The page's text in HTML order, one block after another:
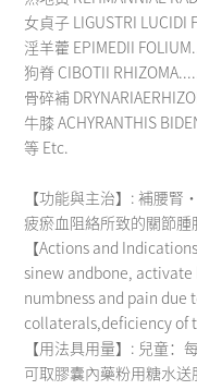
女貞子 LIGUSTRI
淫羊藿 EPIMEDII
狗脊 CIBOTII
骨碎補
牛膝 ACHYRANTHIS
等 Etc.
【功能與主治】: 補腰腎
疲瘀血阻絡所致的關節腫
【Actions and
sinew andbone,
numbness and pain due
collaterals,deficiency of
【用法具用量】: 兒童：
可取膠囊內藥粉用糖水送